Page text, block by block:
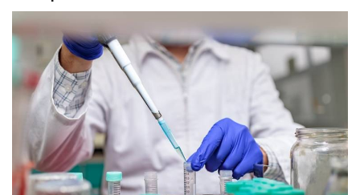
Policial
Tribunales
Deporte
Política